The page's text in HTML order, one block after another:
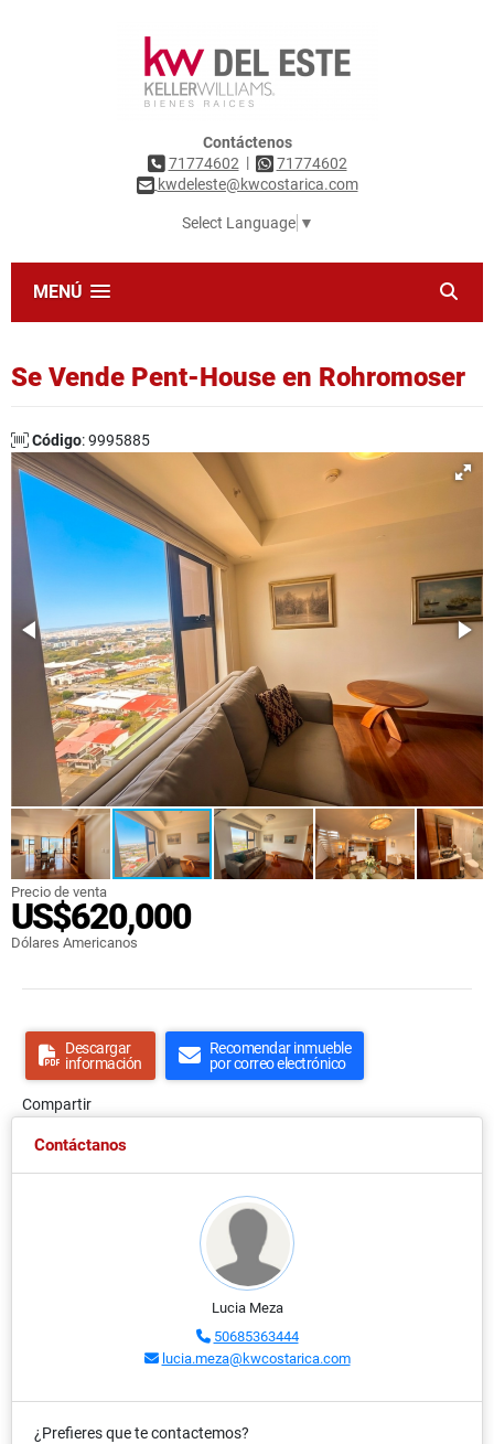
Contáctenos
71774602 |
71774602
kwdeleste@kwcostarica.com
Select Language ▼
MENÚ
Se Vende Pent-House en Rohromoser
Código: 9995885
Precio de venta
US$620,000
Dólares Americanos
Descargar
información
Recomendar inmueble
por correo electrónico
Compartir
Contáctanos
Lucia Meza
50685363444
lucia.meza@kwcostarica.com
¿Prefieres que te contactemos?